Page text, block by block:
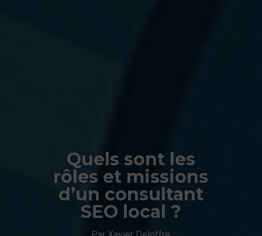
Quels sont les
rôles et missions
d’un consultant
SEO local ?